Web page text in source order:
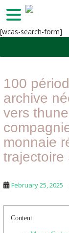
k
p
m
[wcas-search-form]
100
archive
vers
monnaie
trajectoire
February 25, 2025
Content